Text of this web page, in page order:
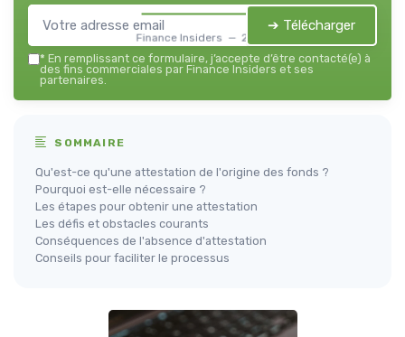
Finance Insiders — 2026
➔ Télécharger
* En remplissant ce formulaire, j’accepte d’être contacté(e) à
des fins commerciales par Finance Insiders et ses
partenaires.
SOMMAIRE
Qu'est-ce qu'une attestation de l'origine des fonds ?
Pourquoi est-elle nécessaire ?
Les étapes pour obtenir une attestation
Les défis et obstacles courants
Conséquences de l'absence d'attestation
Conseils pour faciliter le processus